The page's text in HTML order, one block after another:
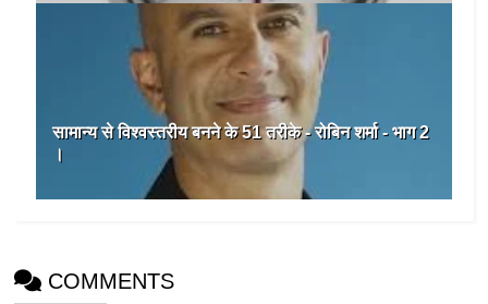
सामान्य से विश्वस्तरीय बनने के 51 तरीके - रोबिन शर्मा - भाग 2
।
COMMENTS